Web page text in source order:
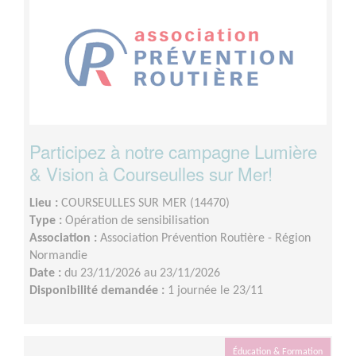
Participez à notre campagne Lumière
& Vision à Courseulles sur Mer!
Lieu : COURSEULLES SUR MER (14470)
Type : Opération de sensibilisation
Association : Association Prévention Routière - Région
Normandie
Date : du 23/11/2026 au 23/11/2026
Disponibilité demandée : 1 journée le 23/11
Éducation & Formation